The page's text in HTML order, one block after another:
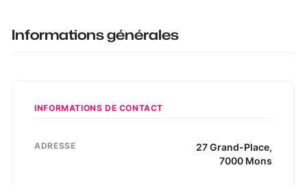
Informations générales
INFORMATIONS DE CONTACT
ADRESSE 27 Grand-Place,
7000 Mons